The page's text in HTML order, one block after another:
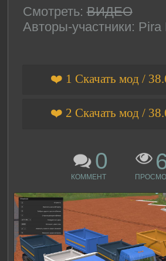
Смотреть: ВИДЕО
Авторы-участники: Pira
❤️ 1 Скачать мод /
❤️ 2 Скачать мод /
0
КОММЕНТ